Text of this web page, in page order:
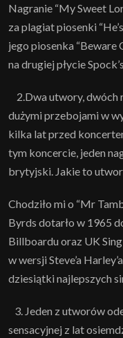
Nagranie “My Sweet
za plagiat piosenki
jego piosenka “Beware
na drugiej płycie
2.Dwa utwory, dwóch
dużymi przebojami w
kilka lat przed
tym koncercie, jeden
brytyjski. Jakie to
Chodziło mi o “Mr
Byrds dotarło w 1965
Billboardu oraz UK
w wersji Steve’a
dziesiątki najlepszych
3. Jeden z utworów
sensacyjnej z lat